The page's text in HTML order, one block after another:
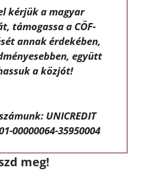
kérjük a magyar
támogassa a CÖF-
annak érdekében,
együtt
a közjót!
UNICREDIT
00000064-35950004
meg!